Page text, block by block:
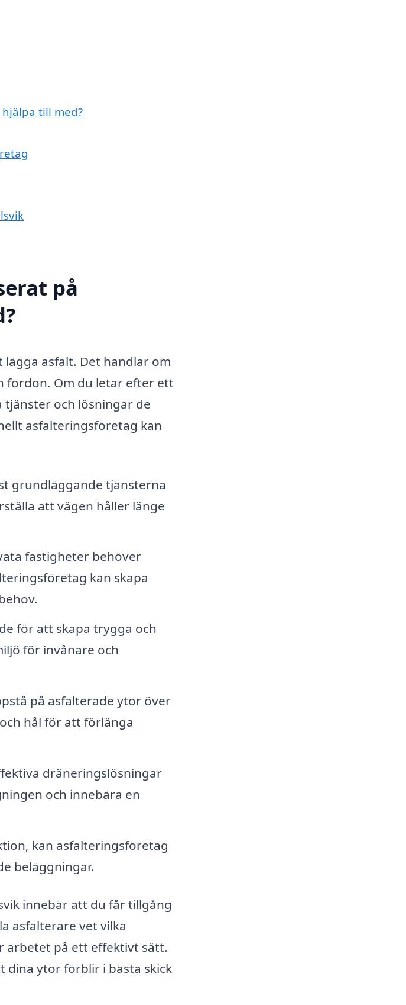
till med?
på
asfalt. Det handlar om
fordon. Om du letar efter ett
och lösningar de
asfalteringsföretag kan
grundläggande tjänsterna
att vägen håller länge
fastigheter behöver
kan skapa
för att skapa trygga och
för invånare och
på asfalterade ytor över
hål för att förlänga
dräneringslösningar
och innebära en
kan asfalteringsföretag
beläggningar.
innebär att du får tillgång
asfalterare vet vilka
arbetet på ett effektivt sätt.
dina ytor förblir i bästa skick